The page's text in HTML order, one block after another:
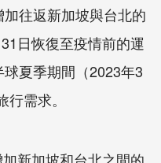
往返新加坡與台北的
日恢復至疫情前的運
夏季期間（2023年3
需求。